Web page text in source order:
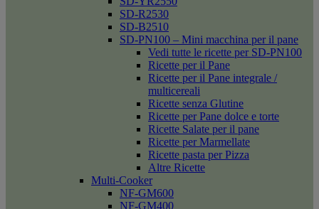
SD-R2530
SD-B2510
SD-PN100 – Mini macchina per il pane
Vedi tutte le ricette per SD-PN100
Ricette per il Pane
Ricette per il Pane integrale /
multicereali
Ricette senza Glutine
Ricette per Pane dolce e torte
Ricette Salate per il pane
Ricette per Marmellate
Ricette pasta per Pizza
Altre Ricette
Multi-Cooker
NF-GM600
NF-GM400